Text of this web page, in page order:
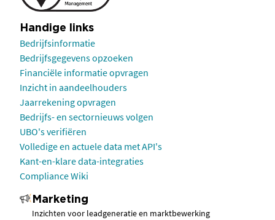
Handige links
Bedrijfsinformatie
Bedrijfsgegevens opzoeken
Financiële informatie opvragen
Inzicht in aandeelhouders
Jaarrekening opvragen
Bedrijfs- en sectornieuws volgen
UBO's verifiëren
Volledige en actuele data met API's
Kant-en-klare data-integraties
Compliance Wiki
Marketing
Inzichten voor leadgeneratie en marktbewerking